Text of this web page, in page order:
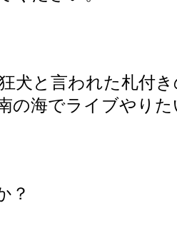
犬と言われた札付
の海でライブやり
？